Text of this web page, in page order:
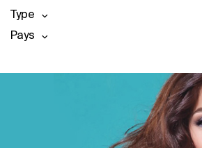
Type
Pays